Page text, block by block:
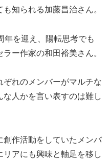
知られる加藤昌治さん。
年を迎え、陽転思考でも
ー作家の和田裕美さん。
ぞれのメンバーがマルチな
人かを言い表すのは難し
創作活動をしていたメンバ
アにも興味と軸足を移し